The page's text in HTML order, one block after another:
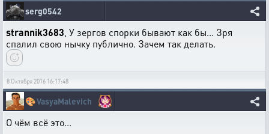
serg0542
strannik3683 , У зергов спорки бывают как бы... Зря
спалил свою нычку публично. Зачем так делать.
8 Октября 2016 16:17:48
🎨VasyaMalevich
О чём всё это...